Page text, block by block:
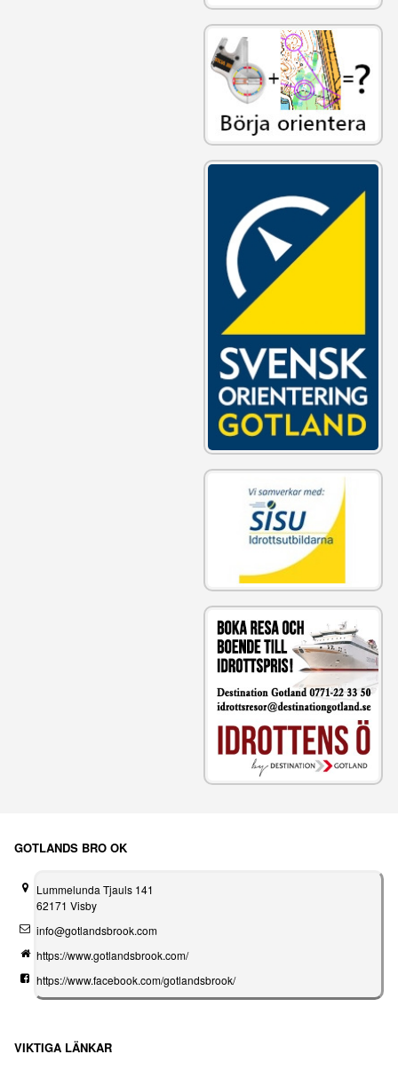
GOTLANDS BRO OK
Lummelunda Tjauls 141
62171 Visby
info@gotlandsbrook.com
https://www.gotlandsbrook.com/
https://www.facebook.com/gotlandsbrook/
VIKTIGA LÄNKAR